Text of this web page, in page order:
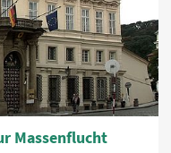
Massenflucht